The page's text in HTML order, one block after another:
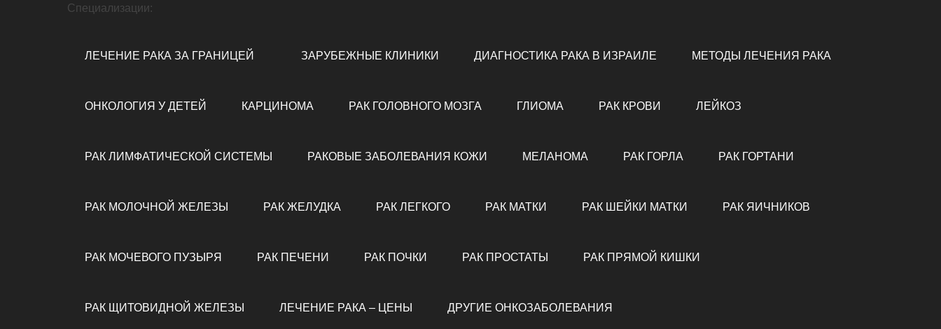
Специализации:
ЛЕЧЕНИЕ РАКА ЗА ГРАНИЦЕЙ ЗАРУБЕЖНЫЕ КЛИНИКИ ДИАГНОСТИКА РАКА В ИЗРАИЛЕ МЕТОДЫ ЛЕЧЕНИЯ РАКА
ОНКОЛОГИЯ У ДЕТЕЙ КАРЦИНОМА РАК ГОЛОВНОГО МОЗГА ГЛИОМА РАК КРОВИ ЛЕЙКОЗ
РАК ЛИМФАТИЧЕСКОЙ СИСТЕМЫ РАКОВЫЕ ЗАБОЛЕВАНИЯ КОЖИ МЕЛАНОМА РАК ГОРЛА РАК ГОРТАНИ
РАК МОЛОЧНОЙ ЖЕЛЕЗЫ РАК ЖЕЛУДКА РАК ЛЕГКОГО РАК МАТКИ РАК ШЕЙКИ МАТКИ РАК ЯИЧНИКОВ
РАК МОЧЕВОГО ПУЗЫРЯ РАК ПЕЧЕНИ РАК ПОЧКИ РАК ПРОСТАТЫ РАК ПРЯМОЙ КИШКИ
РАК ЩИТОВИДНОЙ ЖЕЛЕЗЫ ЛЕЧЕНИЕ РАКА – ЦЕНЫ ДРУГИЕ ОНКОЗАБОЛЕВАНИЯ